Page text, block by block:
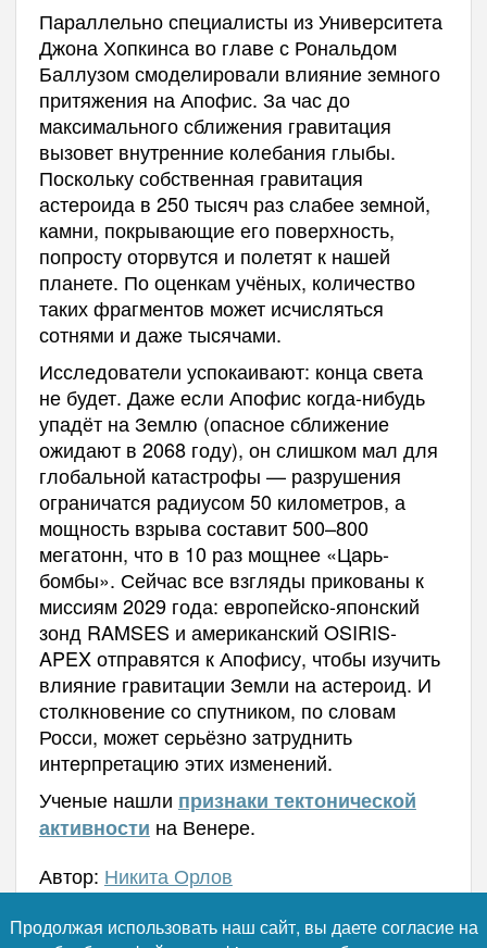
Параллельно специалисты из Университета
Джона Хопкинса во главе с Рональдом
Баллузом смоделировали влияние земного
притяжения на Апофис. За час до
максимального сближения гравитация
вызовет внутренние колебания глыбы.
Поскольку собственная гравитация
астероида в 250 тысяч раз слабее земной,
камни, покрывающие его поверхность,
попросту оторвутся и полетят к нашей
планете. По оценкам учёных, количество
таких фрагментов может исчисляться
сотнями и даже тысячами.
Исследователи успокаивают: конца света
не будет. Даже если Апофис когда-нибудь
упадёт на Землю (опасное сближение
ожидают в 2068 году), он слишком мал для
глобальной катастрофы — разрушения
ограничатся радиусом 50 километров, а
мощность взрыва составит 500–800
мегатонн, что в 10 раз мощнее «Царь-
бомбы». Сейчас все взгляды прикованы к
миссиям 2029 года: европейско-японский
зонд RAMSES и американский OSIRIS-
APEX отправятся к Апофису, чтобы изучить
влияние гравитации Земли на астероид. И
столкновение со спутником, по словам
Росси, может серьёзно затруднить
интерпретацию этих изменений.
Ученые нашли признаки тектонической
активности на Венере.
Автор: Никита Орлов
Продолжая использовать наш сайт, вы даете согласие на